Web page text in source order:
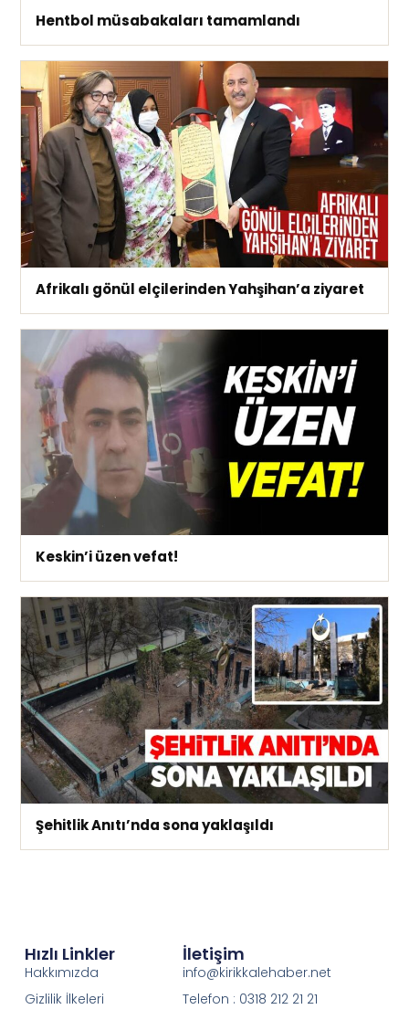
Hentbol müsabakaları tamamlandı
Afrikalı gönül elçilerinden Yahşihan’a ziyaret
Keskin’i üzen vefat!
Şehitlik Anıtı’nda sona yaklaşıldı
Hızlı Linkler
Hakkımızda
Gizlilik İlkeleri
İletişim
info@kirikkalehaber.net
Telefon : 0318 212 21 21